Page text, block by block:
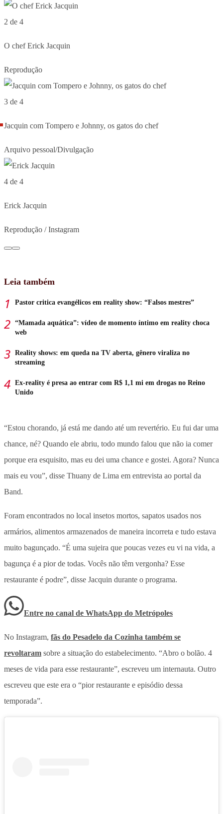
2 de 4
O chef Erick Jacquin
Reprodução
3 de 4
Jacquin com Tompero e Johnny, os gatos do chef
Arquivo pessoal/Divulgação
4 de 4
Erick Jacquin
Reprodução / Instagram
Leia também
Pastor critica evangélicos em reality show: “Falsos mestres”
“Mamada aquática”: vídeo de momento íntimo em reality choca
web
Reality shows: em queda na TV aberta, gênero viraliza no
streaming
Ex-reality é presa ao entrar com R$ 1,1 mi em drogas no Reino
Unido
“Estou chorando, já está me dando até um revertério. Eu fui dar uma
chance, né? Quando ele abriu, todo mundo falou que não ia comer
porque era esquisito, mas eu dei uma chance e gostei. Agora? Nunca
mais eu vou”, disse Thuany de Lima em entrevista ao portal da
Band.
Foram encontrados no local insetos mortos, sapatos usados nos
armários, alimentos armazenados de maneira incorreta e tudo estava
muito bagunçado. “É uma sujeira que poucas vezes eu vi na vida, a
bagunça é a pior de todas. Vocês não têm vergonha? Esse
restaurante é podre”, disse Jacquin durante o programa.
Entre no canal de WhatsApp do Metrópoles
No Instagram, fãs do Pesadelo da Cozinha também se
revoltaram sobre a situação do estabelecimento. “Abro o bolão. 4
meses de vida para esse restaurante”, escreveu um internauta. Outro
escreveu que este era o “pior restaurante e episódio dessa
temporada”.